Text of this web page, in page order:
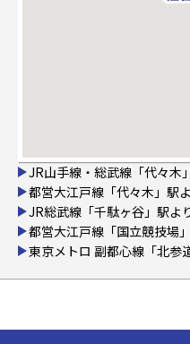
JR山手線・総武線「代々木
都営大江戸線「代々木」駅
JR総武線「千駄ヶ谷」駅よ
都営大江戸線「国立競技場
東京メトロ 副都心線「北参